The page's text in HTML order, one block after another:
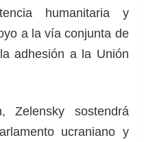
humanitaria y
a la vía conjunta de
adhesión a la Unión
Zelensky sostendrá
ucraniano y